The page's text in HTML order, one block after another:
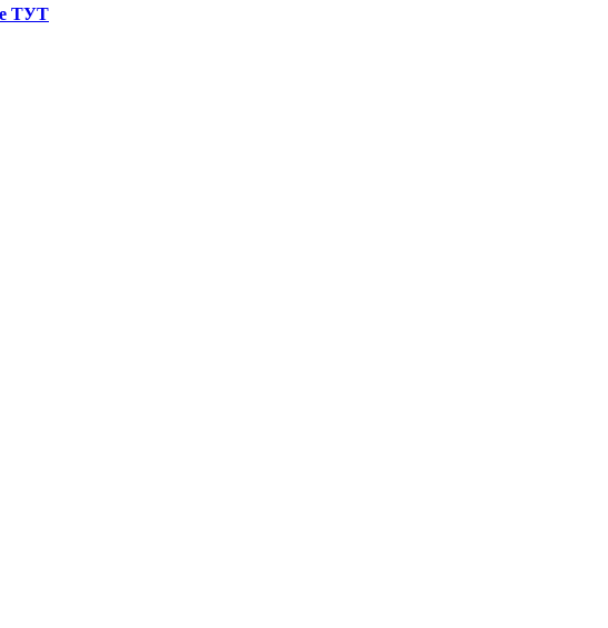
ТУТ